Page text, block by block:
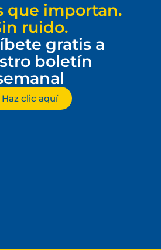
que importan.
ruido.
gratis a
boletín
Haz clic aquí